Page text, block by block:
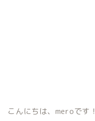
こんにちは、meroです！